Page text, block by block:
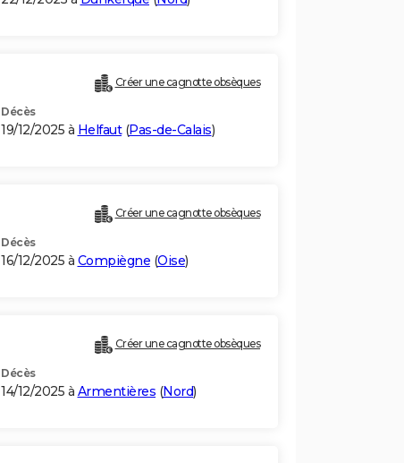
Créer une cagnotte obsèques
Décès
19/12/2025 à Helfaut(Pas-de-Calais)
Créer une cagnotte obsèques
Décès
16/12/2025 à Compiègne (Oise)
Créer une cagnotte obsèques
Décès
14/12/2025 à Armentières (Nord)